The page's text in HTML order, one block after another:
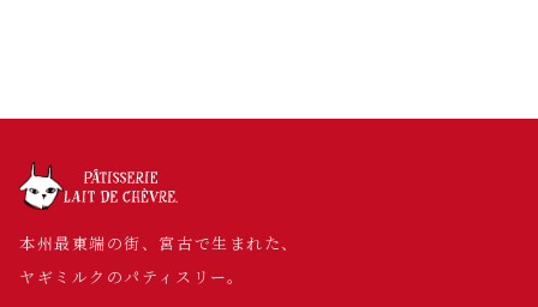
本州最東端の街、宮古で生まれた、
ヤギミルクのパティスリー。